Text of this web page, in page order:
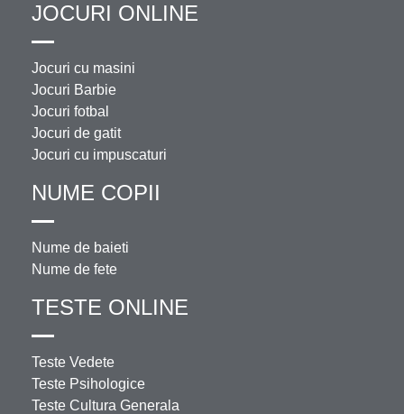
JOCURI ONLINE
Jocuri cu masini
Jocuri Barbie
Jocuri fotbal
Jocuri de gatit
Jocuri cu impuscaturi
NUME COPII
Nume de baieti
Nume de fete
TESTE ONLINE
Teste Vedete
Teste Psihologice
Teste Cultura Generala